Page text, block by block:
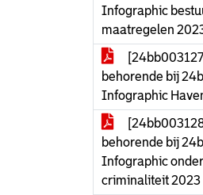
Infographic
maatregelen
behorende bij
Infographic
behorende bij
Infographic
criminaliteit 2023